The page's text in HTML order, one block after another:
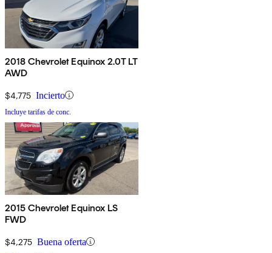
2018 Chevrolet Equinox 2.0T LT
AWD
$4,775 Incierto
Incluye tarifas de conc.
2015 Chevrolet Equinox LS
FWD
$4,275 Buena oferta